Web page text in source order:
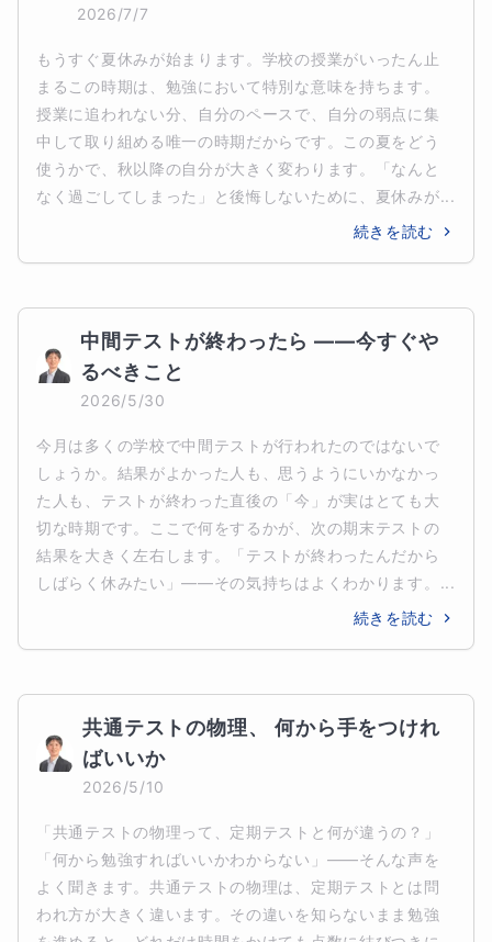
2026/7/7
もうすぐ夏休みが始まります。学校の授業がいったん止
まるこの時期は、勉強において特別な意味を持ちます。
授業に追われない分、自分のペースで、自分の弱点に集
中して取り組める唯一の時期だからです。この夏をどう
使うかで、秋以降の自分が大きく変わります。「なんと
なく過ごしてしまった」と後悔しないために、夏休みが...
続きを読む
中間テストが終わったら ——今すぐや
るべきこと
2026/5/30
今月は多くの学校で中間テストが行われたのではないで
しょうか。結果がよかった人も、思うようにいかなかっ
た人も、テストが終わった直後の「今」が実はとても大
切な時期です。ここで何をするかが、次の期末テストの
結果を大きく左右します。「テストが終わったんだから
しばらく休みたい」——その気持ちはよくわかります。...
続きを読む
共通テストの物理、 何から手をつけれ
ばいいか
2026/5/10
「共通テストの物理って、定期テストと何が違うの？」
「何から勉強すればいいかわからない」——そんな声を
よく聞きます。共通テストの物理は、定期テストとは問
われ方が大きく違います。その違いを知らないまま勉強